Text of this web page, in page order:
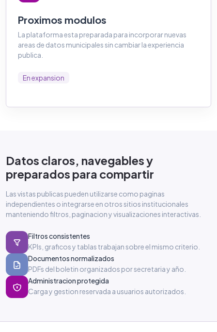
Proximos modulos
La plataforma esta preparada para incorporar nuevas
areas de datos municipales sin cambiar la experiencia
publica.
En expansion
Datos claros, navegables y
preparados para compartir
Las vistas publicas pueden utilizarse como paginas
independientes o integrarse en otros sitios institucionales
manteniendo filtros, paginacion y visualizaciones interactivas.
Filtros consistentes
KPIs, graficos y tablas trabajan sobre el mismo criterio.
Documentos normalizados
PDFs del boletin organizados por secretaria y año.
Administracion protegida
Carga y gestion reservada a usuarios autorizados.